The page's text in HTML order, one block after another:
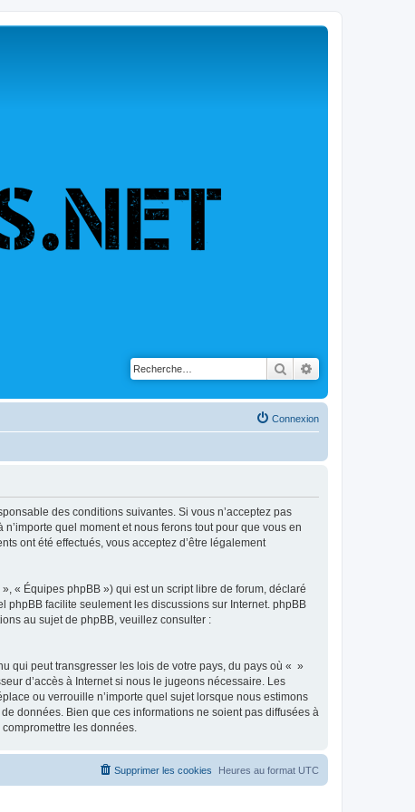
Rechercher
Connexion
des conditions suivantes. Si vous n’acceptez pas
quel moment et nous ferons tout pour que vous en
ont été effectués, vous acceptez d’être légalement
« Équipes phpBB ») qui est un script libre de forum, déclaré
phpBB facilite seulement les discussions sur Internet. phpBB
au sujet de phpBB, veuillez consulter :
qui peut transgresser les lois de votre pays, du pays où « »
d’accès à Internet si nous le jugeons nécessaire. Les
ou verrouille n’importe quel sujet lorsque nous estimons
données. Bien que ces informations ne soient pas diffusées à
les données.
Heures au format UTC
Supprimer les cookies